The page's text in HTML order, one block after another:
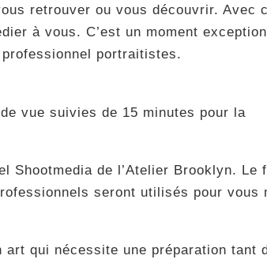
retrouver ou vous découvrir. Avec
à vous. C’est un moment
portraitistes.
vue suivies de 15 minutes pour la
Shootmedia de l’Atelier Brooklyn. Le
seront utilisés pour vous
qui nécessite une préparation tant